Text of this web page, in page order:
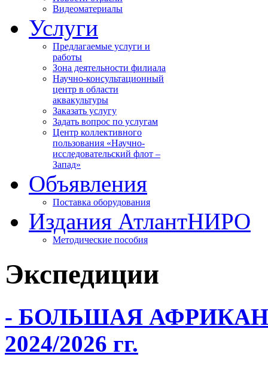
Видеоматериалы
Услуги
Предлагаемые услуги и
работы
Зона деятельности филиала
Научно-консультационный
центр в области
аквакультуры
Заказать услугу
Задать вопрос по услугам
Центр коллективного
пользования «Научно-
исследовательский флот –
Запад»
Объявления
Поставка оборудования
Издания АтлантНИРО
Методические пособия
Экспедиции
- БОЛЬШАЯ
2024/2026 гг.